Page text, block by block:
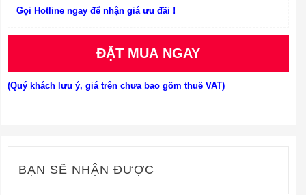
Gọi Hotline ngay để nhận giá ưu đãi !
ĐẶT MUA NGAY
(Quý khách lưu ý, giá trên chưa bao gồm thuế VAT)
BẠN SẼ NHẬN ĐƯỢC